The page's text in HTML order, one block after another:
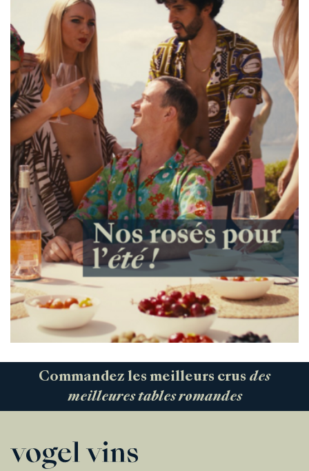
Commandez les meilleurs crus des
meilleures tables romandes